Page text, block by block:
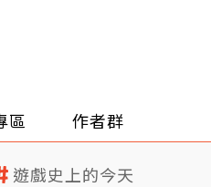
區 作者群
遊戲史上的今天